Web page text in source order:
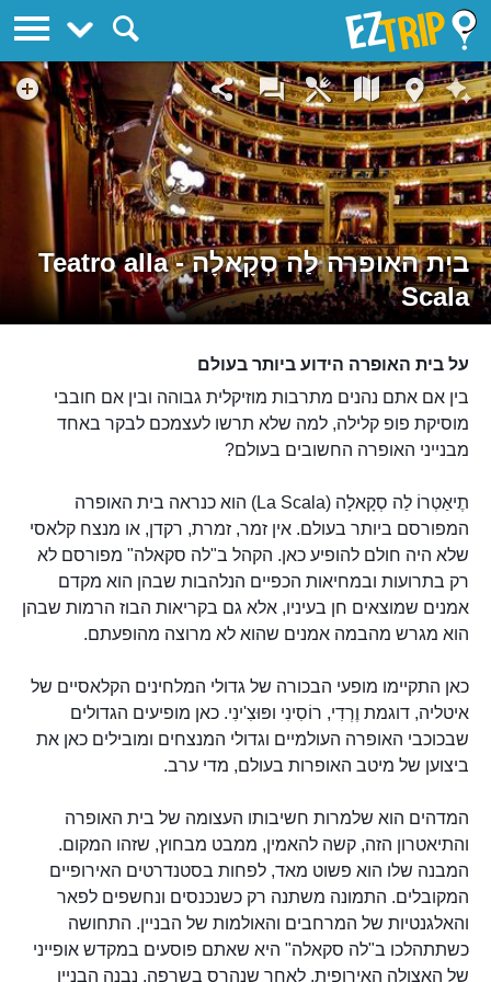
בית האופרה לַה סְקָאלָה - Teatro alla
Scala
על בית האופרה הידוע ביותר בעולם
בין אם אתם נהנים מתרבות מוזיקלית גבוהה ובין אם חובבי
מוסיקת פופ קלילה, למה שלא תרשו לעצמכם לבקר באחד
מבנייני האופרה החשובים בעולם?
תֶיאַטְרוֹ לַה סְקָאלָה (La Scala) הוא כנראה בית האופרה
המפורסם ביותר בעולם. אין זמר, זמרת, רקדן, או מנצח קלאסי
שלא היה חולם להופיע כאן. הקהל ב"לה סקאלה" מפורסם לא
רק בתרועות ובמחיאות הכפיים הנלהבות שבהן הוא מקדם
אמנים שמוצאים חן בעיניו, אלא גם בקריאות הבוז הרמות שבהן
הוא מגרש מהבמה אמנים שהוא לא מרוצה מהופעתם.
כאן התקיימו מופעי הבכורה של גדולי המלחינים הקלאסיים של
איטליה, דוגמת וֶרְדִי, רוֹסִינִי ופּוּצִ'ינִי. כאן מופיעים הגדולים
שבכוכבי האופרה העולמיים וגדולי המנצחים ומובילים כאן את
ביצוען של מיטב האופרות בעולם, מדי ערב.
המדהים הוא שלמרות חשיבותו העצומה של בית האופרה
והתיאטרון הזה, קשה להאמין, ממבט מבחוץ, שזהו המקום.
המבנה שלו הוא פשוט מאד, לפחות בסטנדרטים האירופיים
המקובלים. התמונה משתנה רק כשנכנסים ונחשפים לפאר
והאלגנטיות של המרחבים והאולמות של הבניין. התחושה
כשתתהלכו ב"לה סקאלה" היא שאתם פוסעים במקדש אופייני
של האצולה האירופית. לאחר שנהרס בשרפה, נבנה הבניין
EZTrip